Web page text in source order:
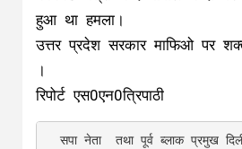
हुआ था हमला।
उत्तर प्रदेश सरकार माफिओ पर शक्त
।
रिपोर्ट एस0एन0त्रिपाठी